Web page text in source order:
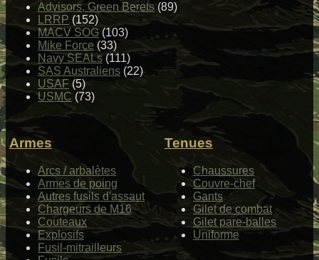
Advisors, Green Berets(89)
LRRP (152)
MACV SOG(103)
Mike Force (33)
Navy SEALs(111)
SAS Australiens (22)
USAF(5)
USMC (73)
Armes
Arcs / arbalètes
Armes de poing
Autres fusils d'assaut
Chargeurs de M16
Couteaux
Explosifs
Fusil-mitrailleurs
Tenues
Chaussures
Couvre-chef
Gants
Gilet de combat
Gilet pare-balles
Uniforme